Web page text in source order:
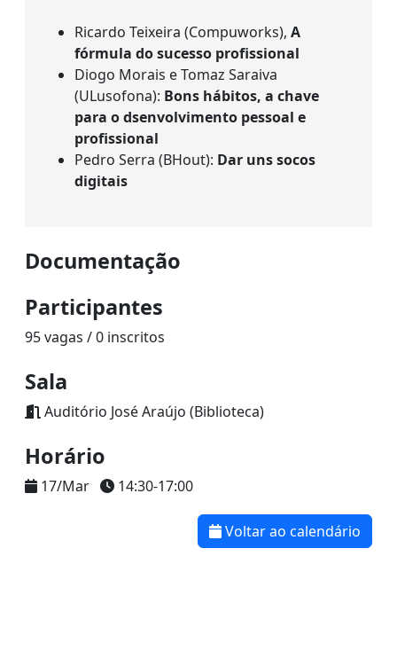
Ricardo Teixeira (Compuworks), A
fórmula do sucesso profissional
Diogo Morais e Tomaz Saraiva
(ULusofona): Bons hábitos, a chave
para o dsenvolvimento pessoal e
profissional
Pedro Serra (BHout): Dar uns socos
digitais
Documentação
Participantes
95 vagas / 0 inscritos
Sala
Auditório José Araújo (Biblioteca)
Horário
17/Mar 14:30-17:00
Voltar ao calendário